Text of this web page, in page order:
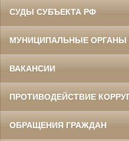
СУДЫ СУБЪЕКТА РФ
МУНИЦИПАЛЬНЫЕ ОРГАНЫ
ВАКАНСИИ
ПРОТИВОДЕЙСТВИЕ
ОБРАЩЕНИЯ ГРАЖДАН